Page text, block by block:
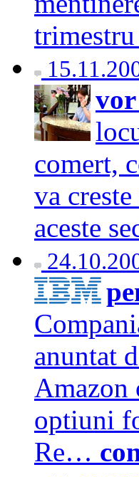
comert,
va
aceste
anuntat
Amazon
optiuni
Re…